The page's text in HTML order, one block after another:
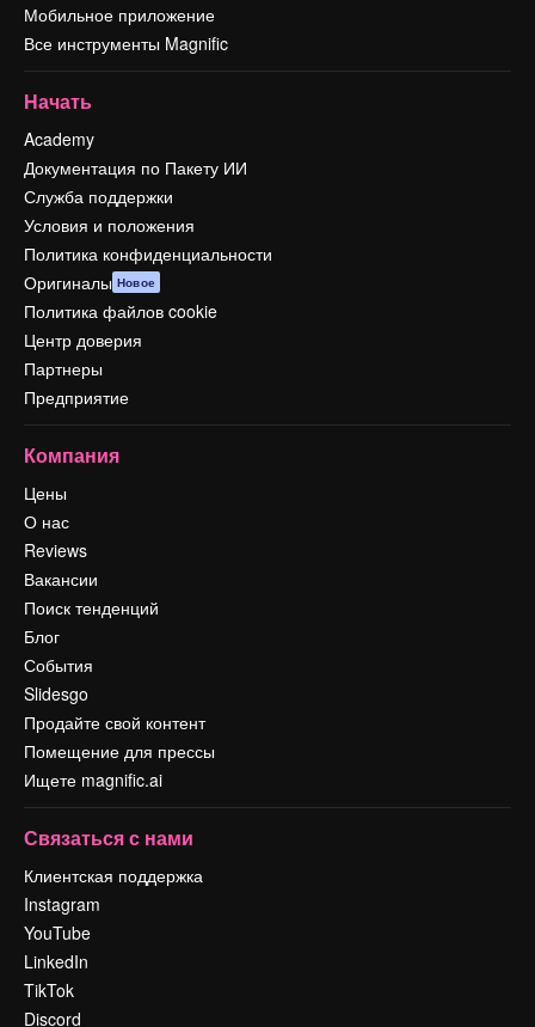
Мобильное приложение
Все инструменты Magnific
Начать
Academy
Документация по Пакету ИИ
Служба поддержки
Условия и положения
Политика конфиденциальности
Оригиналы Новое
Политика файлов cookie
Центр доверия
Партнеры
Предприятие
Компания
Цены
О нас
Reviews
Вакансии
Поиск тенденций
Блог
События
Slidesgo
Продайте свой контент
Помещение для прессы
Ищете magnific.ai
Связаться с нами
Клиентская поддержка
Instagram
YouTube
LinkedIn
TikTok
Discord